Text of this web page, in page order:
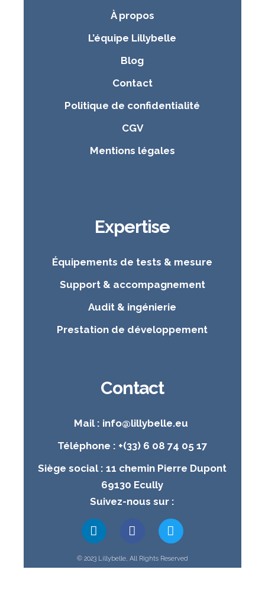
À propos
L’équipe Lillybelle
Blog
Contact
Politique de confidentialité
CGV
Mentions légales
Expertise
Équipements de tests & mesure
Support & accompagnement
Audit & ingénierie
Prestation de développement
Contact
Mail : info@lillybelle.eu
Téléphone : +(33) 6 08 74 05 17
Siège social : 11 chemin Pierre Dupont
69130 Ecully
Suivez-nous sur :
© 2023 Lillybelle, All Rights Reserved